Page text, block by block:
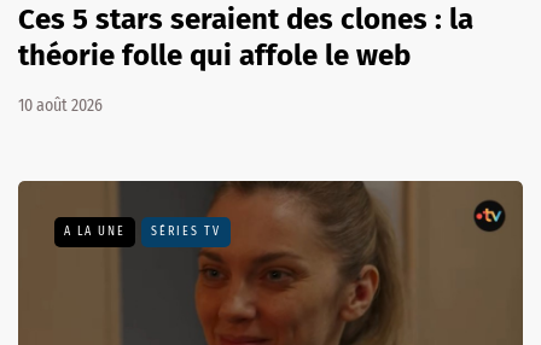
Ces 5 stars seraient des clones : la
théorie folle qui affole le web
10 août 2026
A LA UNE SÉRIES TV